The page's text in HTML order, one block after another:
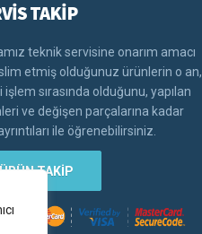
TAKİP
teknik servisine onarım amacı
etmiş olduğunuz ürünlerin o an,
işlem sırasında olduğunu, yapılan
ve değişen parçalarına kadar
ile öğrenebilirsiniz.
TAKİP